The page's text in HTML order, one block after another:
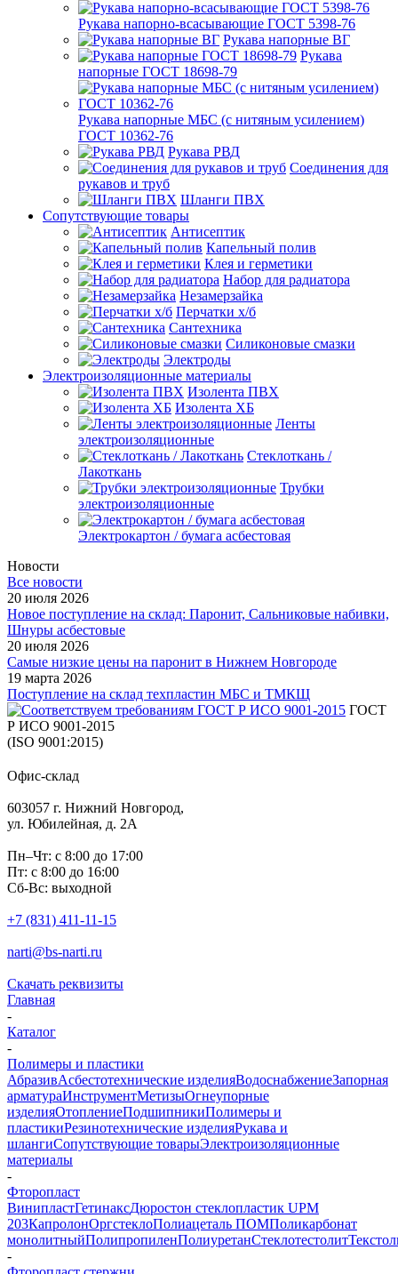
Рукава напорно-всасывающие ГОСТ 5398-76
Рукава напорные ВГ
Рукава
напорные ГОСТ 18698-79
Рукава напорные МБС (с нитяным усилением)
ГОСТ 10362-76
Рукава РВД
Соединения для
рукавов и труб
Шланги ПВХ
Сопутствующие товары
Антисептик
Капельный полив
Клея и герметики
Набор для радиатора
Незамерзайка
Перчатки х/б
Сантехника
Силиконовые смазки
Электроды
Электроизоляционные материалы
Изолента ПВХ
Изолента ХБ
Ленты
электроизоляционные
Стеклоткань /
Лакоткань
Трубки
электроизоляционные
Электрокартон / бумага асбестовая
Новости
Все новости
20 июля 2026
Новое поступление на склад: Паронит, Сальниковые набивки,
Шнуры асбестовые
20 июля 2026
Самые низкие цены на паронит в Нижнем Новгороде
19 марта 2026
Поступление на склад техпластин МБС и ТМКЩ
ГОСТ
Р ИСО 9001-2015
(ISO 9001:2015)
Офис-склад
603057 г. Нижний Новгород,
ул. Юбилейная, д. 2А
Пн–Чт: с 8:00 до 17:00
Пт: с 8:00 до 16:00
Сб-Вс: выходной
+7 (831) 411-11-15
narti@bs-narti.ru
Скачать реквизиты
Главная
-
Каталог
-
Полимеры и пластики
АбразивАсбестотехнические изделияВодоснабжениеЗапорная
арматураИнструментМетизыОгнеупорные
изделияОтоплениеПодшипникиПолимеры и
пластикиРезинотехнические изделияРукава и
шлангиСопутствующие товарыЭлектроизоляционные
материалы
-
Фторопласт
ВинипластГетинаксДюростон стеклопластик UPM
203КапролонОргстеклоПолиацеталь ПОМПоликарбонат
монолитныйПолипропиленПолиуретанСтеклотестолит
-